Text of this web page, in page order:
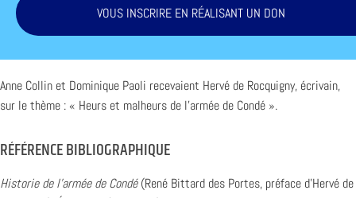
VOUS INSCRIRE EN RÉALISANT UN DON
Anne Collin et Dominique Paoli recevaient Hervé de Rocquigny, écrivain,
sur le thème : « Heurs et malheurs de l’armée de Condé ».
RÉFÉRENCE BIBLIOGRAPHIQUE
Historie de l’armée de Condé(René Bittard des Portes, préface d’Hervé de